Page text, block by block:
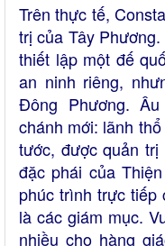
Trên thực tế,
trị của Tây
thiết lập một đế
an ninh riêng,
Đông Phương.
chánh mới: lãnh
tước, được quản
đặc phái của
phúc trình trực tiếp
là các giám mục.
nhiều cho hàng